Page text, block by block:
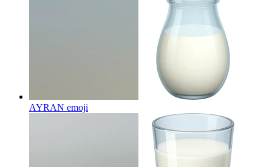
AYRAN emoji